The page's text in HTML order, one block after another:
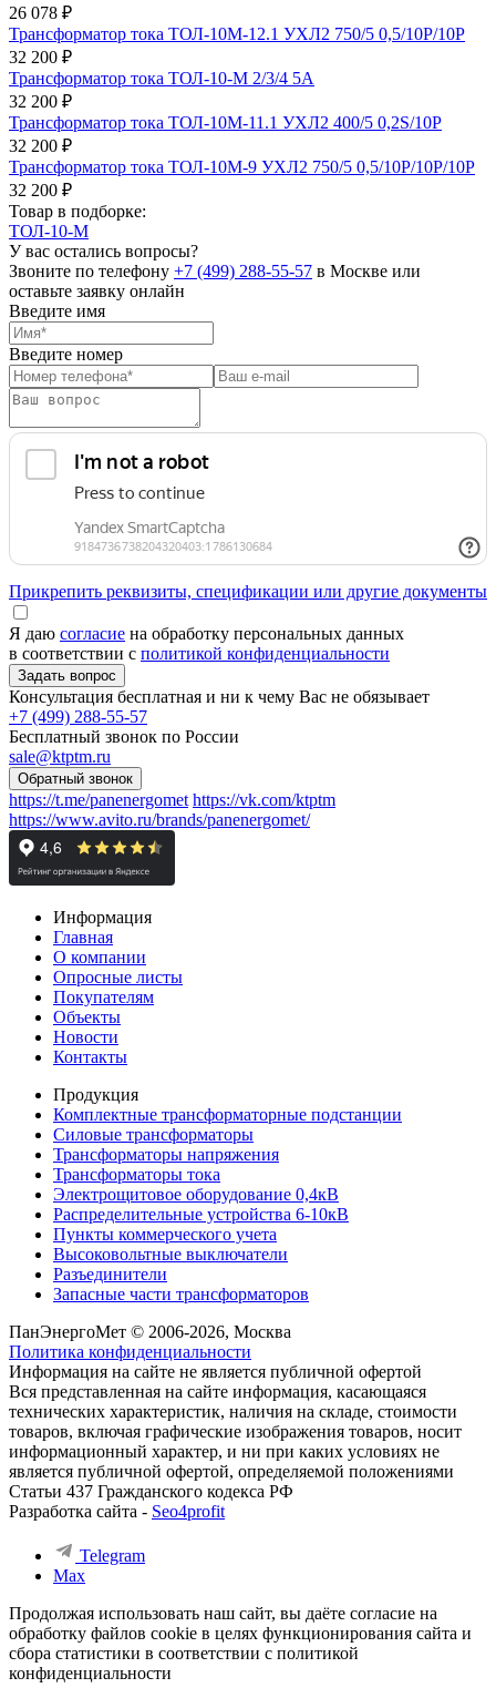
26 078 ₽
Трансформатор тока ТОЛ-10М-12.1 УХЛ2 750/5 0,5/10Р/10Р
32 200 ₽
Трансформатор тока ТОЛ-10-М 2/3/4 5А
32 200 ₽
Трансформатор тока ТОЛ-10М-11.1 УХЛ2 400/5 0,2S/10Р
32 200 ₽
Трансформатор тока ТОЛ-10М-9 УХЛ2 750/5 0,5/10Р/10Р/10Р
32 200 ₽
Товар в подборке:
ТОЛ-10-М
У вас остались вопросы?
Звоните по телефону +7 (499) 288-55-57 в Москве или
оставьте заявку онлайн
Введите имя
Введите номер
Прикрепить реквизиты, спецификации или другие документы
Я даю согласие на обработку персональных данных
в соответствии с политикой конфиденциальности
Консультация бесплатная и ни к чему Вас не обязывает
+7 (499) 288-55-57
Бесплатный звонок по России
sale@ktptm.ru
https://t.me/panenergomet https://vk.com/ktptm
https://www.avito.ru/brands/panenergomet/
Информация
Главная
О компании
Опросные листы
Покупателям
Объекты
Новости
Контакты
Продукция
Комплектные трансформаторные подстанции
Силовые трансформаторы
Трансформаторы напряжения
Трансформаторы тока
Электрощитовое оборудование 0,4кВ
Распределительные устройства 6-10кВ
Пункты коммерческого учета
Высоковольтные выключатели
Разъединители
Запасные части трансформаторов
ПанЭнергоМет © 2006-2026, Москва
Политика конфиденциальности
Информация на сайте не является публичной офертой
Вся представленная на сайте информация, касающаяся
технических характеристик, наличия на складе, стоимости
товаров, включая графические изображения товаров, носит
информационный характер, и ни при каких условиях не
является публичной офертой, определяемой положениями
Статьи 437 Гражданского кодекса РФ
Разработка сайта - Seo4profit
Telegram
Max
Продолжая использовать наш сайт, вы даёте согласие на
обработку файлов cookie в целях функционирования сайта и
сбора статистики в соответствии с политикой
конфиденциальности